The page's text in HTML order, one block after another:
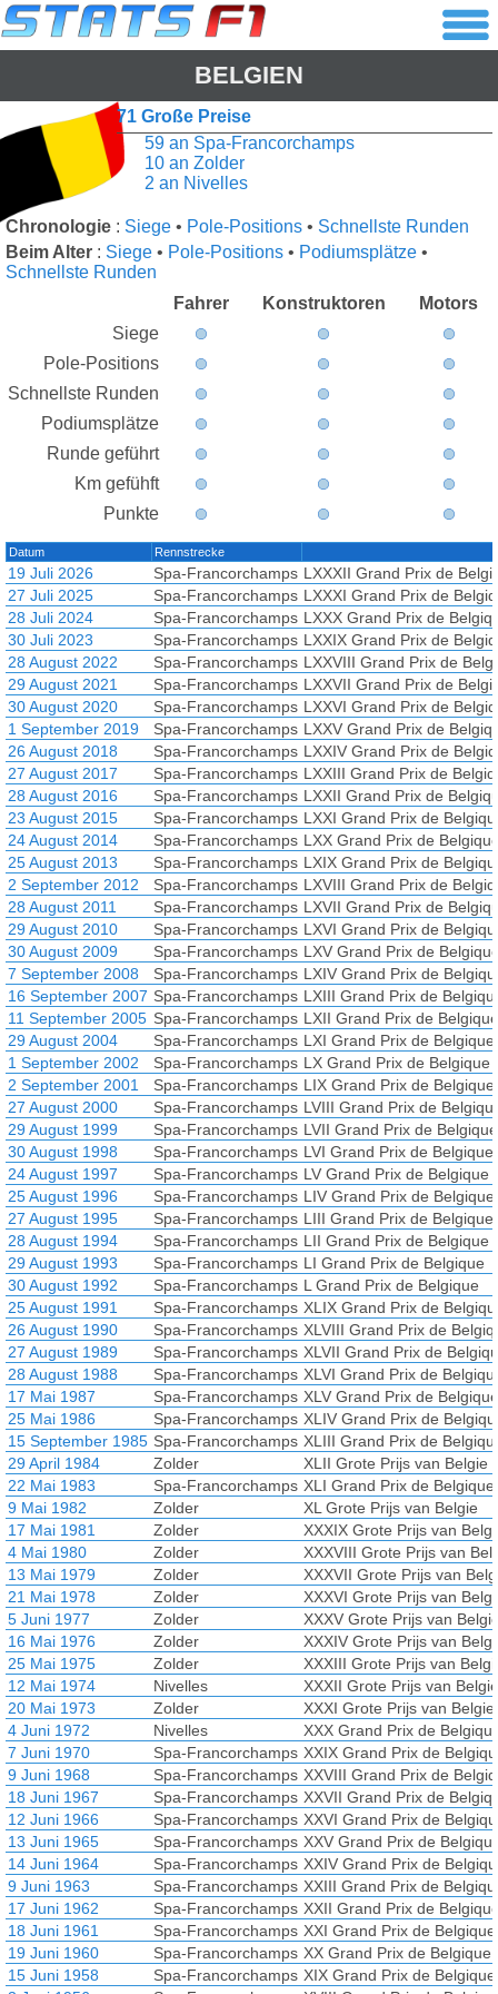
BELGIEN
71 Große Preise
59 an Spa-Francorchamps
10 an Zolder
2 an Nivelles
Chronologie : Siege • Pole-Positions • Schnellste Runden
Beim Alter : Siege • Pole-Positions • Podiumsplätze •
Schnellste Runden
Fahrer
Konstruktoren
Motors
Siege
Pole-Positions
Schnellste Runden
Podiumsplätze
Runde geführt
Km gefühft
Punkte
Datum Rennstrecke
19 Juli 2026 Spa-Francorchamps LXXXII Grand Prix de
27 Juli 2025
Spa-Francorchamps LXXXI Grand Prix de
28 Juli 2024
Spa-Francorchamps LXXX Grand Prix de
30 Juli 2023
Spa-Francorchamps LXXIX Grand Prix de
28 August 2022
Spa-Francorchamps LXXVIII Grand Prix de
29 August 2021
Spa-Francorchamps LXXVII Grand Prix de
30 August 2020
Spa-Francorchamps LXXVI Grand Prix de
1 September 2019
Spa-Francorchamps LXXV Grand Prix de
26 August 2018
Spa-Francorchamps LXXIV Grand Prix de
27 August 2017
Spa-Francorchamps LXXIII Grand Prix de
28 August 2016
Spa-Francorchamps LXXII Grand Prix de
23 August 2015
Spa-Francorchamps LXXI Grand Prix de
24 August 2014
Spa-Francorchamps LXX Grand Prix de
25 August 2013
Spa-Francorchamps LXIX Grand Prix de
2 September 2012
Spa-Francorchamps LXVIII Grand Prix de
28 August 2011
Spa-Francorchamps LXVII Grand Prix de
29 August 2010
Spa-Francorchamps LXVI Grand Prix de
30 August 2009
Spa-Francorchamps LXV Grand Prix de
7 September 2008
Spa-Francorchamps LXIV Grand Prix de
16 September 2007 Spa-Francorchamps LXIII Grand Prix de
11 September 2005 Spa-Francorchamps LXII Grand Prix de Belgique
29 August 2004
Spa-Francorchamps LXI Grand Prix de Belgique
1 September 2002
Spa-Francorchamps LX Grand Prix de Belgique
2 September 2001
Spa-Francorchamps LIX Grand Prix de Belgique
27 August 2000
Spa-Francorchamps LVIII Grand Prix de
29 August 1999
Spa-Francorchamps LVII Grand Prix de Belgique
30 August 1998
Spa-Francorchamps LVI Grand Prix de Belgique
24 August 1997
Spa-Francorchamps LV Grand Prix de Belgique
25 August 1996
Spa-Francorchamps LIV Grand Prix de Belgique
27 August 1995
Spa-Francorchamps LIII Grand Prix de Belgique
28 August 1994
Spa-Francorchamps LII Grand Prix de Belgique
29 August 1993
Spa-Francorchamps LI Grand Prix de Belgique
30 August 1992
Spa-Francorchamps L Grand Prix de Belgique
25 August 1991
Spa-Francorchamps XLIX Grand Prix de
26 August 1990
Spa-Francorchamps XLVIII Grand Prix de
27 August 1989
Spa-Francorchamps XLVII Grand Prix de
28 August 1988
Spa-Francorchamps XLVI Grand Prix de
17 Mai 1987
Spa-Francorchamps XLV Grand Prix de Belgique
25 Mai 1986
Spa-Francorchamps XLIV Grand Prix de
15 September 1985 Spa-Francorchamps XLIII Grand Prix de
29 April 1984
Zolder
XLII Grote Prijs van Belgie
22 Mai 1983
Spa-Francorchamps XLI Grand Prix de Belgique
9 Mai 1982
Zolder
XL Grote Prijs van Belgie
17 Mai 1981
Zolder
XXXIX Grote Prijs van
4 Mai 1980
Zolder
XXXVIII Grote Prijs van
13 Mai 1979
Zolder
XXXVII Grote Prijs van
21 Mai 1978
Zolder
XXXVI Grote Prijs van
5 Juni 1977
Zolder
XXXV Grote Prijs van
16 Mai 1976
Zolder
XXXIV Grote Prijs van
25 Mai 1975
Zolder
XXXIII Grote Prijs van
12 Mai 1974
Nivelles
XXXII Grote Prijs van Belgie
20 Mai 1973
Zolder
XXXI Grote Prijs van Belgie
4 Juni 1972
Nivelles
XXX Grand Prix de
7 Juni 1970
Spa-Francorchamps XXIX Grand Prix de
9 Juni 1968
Spa-Francorchamps XXVIII Grand Prix de
18 Juni 1967
Spa-Francorchamps XXVII Grand Prix de
12 Juni 1966
Spa-Francorchamps XXVI Grand Prix de
13 Juni 1965
Spa-Francorchamps XXV Grand Prix de
14 Juni 1964
Spa-Francorchamps XXIV Grand Prix de
9 Juni 1963
Spa-Francorchamps XXIII Grand Prix de
17 Juni 1962
Spa-Francorchamps XXII Grand Prix de
18 Juni 1961
Spa-Francorchamps XXI Grand Prix de Belgique
19 Juni 1960
Spa-Francorchamps XX Grand Prix de Belgique
15 Juni 1958
Spa-Francorchamps XIX Grand Prix de Belgique